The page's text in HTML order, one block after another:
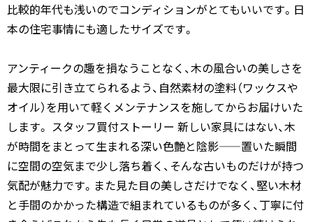
比較的年代も浅いのでコンディションがとてもいいです。日
本の住宅事情にも適したサイズです。
アンティークの趣を損なうことなく、木の風合いの美しさを
最大限に引き立てられるよう、自然素材の塗料（ワックスや
オイル）を用いて軽くメンテナンスを施してからお届けいた
します。 スタッフ買付ストーリー 新しい家具にはない、木
が時間をまとって生まれる深い色艶と陰影——置いた瞬間
に空間の空気まで少し落ち着く、そんな古いものだけが持つ
気配が魅力です。また見た目の美しさだけでなく、堅い木材
と手間のかかった構造で組まれているものが多く、丁寧に付